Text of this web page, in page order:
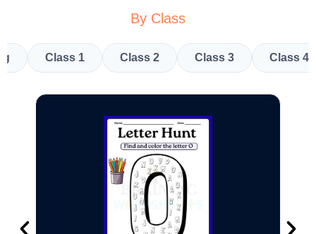
By Class
Class 1 Class 2 Class 3 Class 4